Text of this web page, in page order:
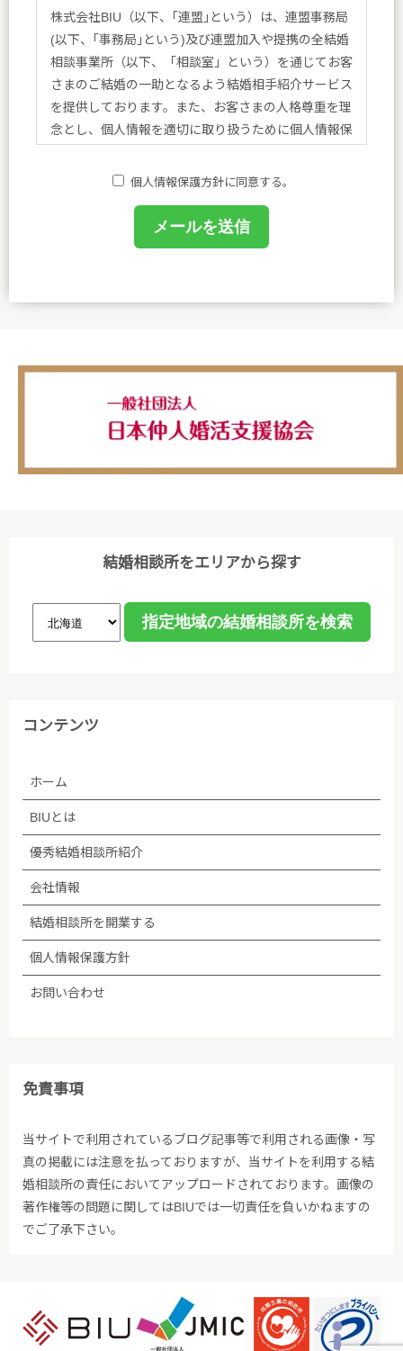
株式会社BIU（以下、｢連盟｣という）は、連盟事務局
(以下、｢事務局｣という)及び連盟加入や提携の全結婚
相談事業所（以下、「相談室」という）を通じてお客
さまのご結婚の一助となるよう結婚相手紹介サービス
を提供しております。また、お客さまの人格尊重を理
念とし、個人情報を適切に取り扱うために個人情報保
する法令その他規範を遵守し、皆さまに安心と喜びを
(1)個人情報保護に関する規程を策定し、事務局及び
利用目的を明確にし、目的外利用を行わないための措
置を講じ、その利用目的の達成に必要な範囲で利用し
(3)個人情報保護に関する諸法令､国が定める指針､そ
力やデータベース作成などのために、委託先のサーバ
扱いを委託する場合、個人情報の取り扱いに関する守
秘義務契約等を委託先と締結し､適切に管理・監督し
(5)法令等に基づく場合を除き、ご本人の同意なく第
(6)個人情報保護の状況を定期的に確認、見直しを行
い、継続的に改善します。
■個人情報保護方針への内容についての問い合わせ先
株式会社BIU 苦情・相談窓口
TEL：03-5348-3501
2005年04月01日制定
2011年07月01日改訂
2013年09月01日改定
2017年11月18日改定
個人情報保護方針に同意する。
結婚相談所をエリアから探す
コンテンツ
ホーム
BIUとは
優秀結婚相談所紹介
会社情報
結婚相談所を開業する
個人情報保護方針
お問い合わせ
免責事項
当サイトで利用されているブログ記事等で利用される画像・写
真の掲載には注意を払っておりますが、当サイトを利用する結
婚相談所の責任においてアップロードされております。画像の
著作権等の問題に関してはBIUでは一切責任を負いかねますの
でご了承下さい。